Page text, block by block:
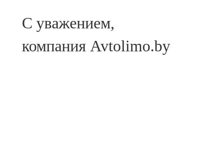
С уважением,
компания Avtolimo.by